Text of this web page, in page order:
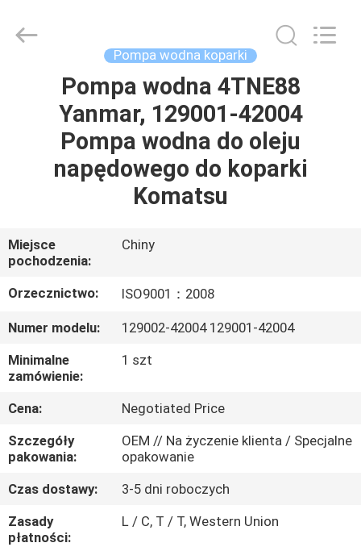
PRODUKTY
WYCIECZKA
PO
FABRYCE
KONTROLA
JAKOŚCI
SITEMAP
PRIVACY
POLICY
Enterprise
Management
Pompa wodna koparki
Pompa wodna 4TNE88
Yanmar, 129001-42004
Pompa wodna do oleju
napędowego do koparki
Komatsu
Miejsce
pochodzenia:
Chiny
Orzecznictwo: ISO9001：2008
Numer modelu:
129002-42004 129001-42004
Minimalne
zamówienie:
1 szt
Cena:
Negotiated Price
Szczegóły
pakowania:
OEM // Na życzenie klienta / Specjalne
opakowanie
Czas dostawy:
3-5 dni roboczych
Zasady
płatności:
L / C, T / T, Western Union